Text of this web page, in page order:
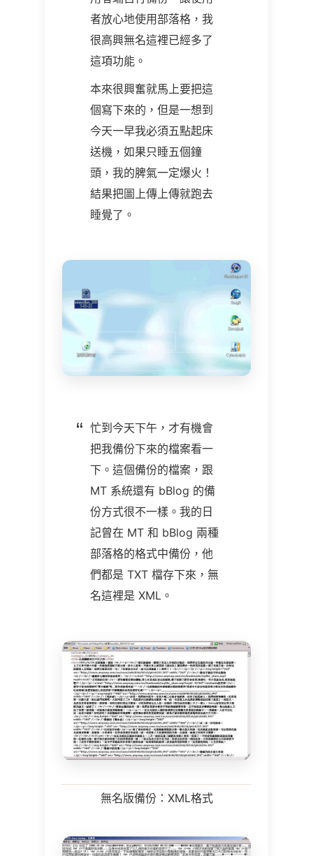
者放心地使用部落格，我
很高興無名這裡已經多了
這項功能。
本來很興奮就馬上要把這
個寫下來的，但是一想到
今天一早我必須五點起床
送機，如果只睡五個鐘
頭，我的脾氣一定爆火！
結果把圖上傳上傳就跑去
睡覺了。
忙到今天下午，才有機會
把我備份下來的檔案看一
下。這個備份的檔案，跟
MT 系統還有 bBlog 的備
份方式很不一樣。我的日
記曾在 MT 和 bBlog 兩種
部落格的格式中備份，他
們都是 TXT 檔存下來，無
名這裡是 XML。
無名版備份：XML格式